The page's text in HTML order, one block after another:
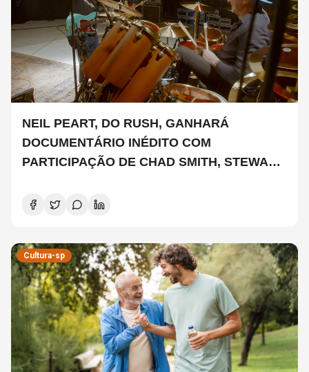
NEIL PEART, DO RUSH, GANHARÁ
DOCUMENTÁRIO INÉDITO COM
PARTICIPAÇÃO DE CHAD SMITH, STEWART
Cultura-sp